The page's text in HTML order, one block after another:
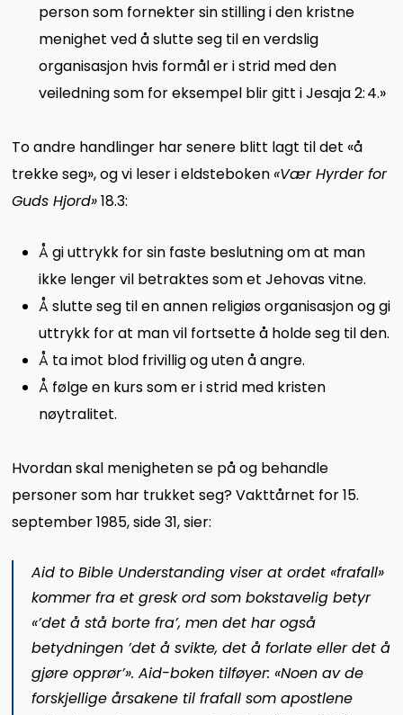
person som fornekter sin stilling i den kristne
menighet ved å slutte seg til en verdslig
organisasjon hvis formål er i strid med den
veiledning som for eksempel blir gitt iJesaja 2: 4.»
To andre handlinger har senere blitt lagt til det «å
trekke seg», og vi leser i eldsteboken«Vær Hyrder for
Guds Hjord»18.3:
Å gi uttrykk for sin faste beslutning om at man
ikke lenger vil betraktes som et Jehovas vitne.
Å slutte seg til en annen religiøs organisasjon og gi
uttrykk for at man vil fortsette å holde seg til den.
Å ta imot blod frivillig og uten å angre.
Å følge en kurs som er i strid med kristen
nøytralitet.
Hvordan skal menigheten se på og behandle
personer som har trukket seg? Vakttårnet for 15.
september 1985, side 31, sier:
Aid to Bible Understanding viser at ordet «frafall»
kommer fra et gresk ord som bokstavelig betyr
«’det å stå borte fra’, men det har også
betydningen ’det å svikte, det å forlate eller det å
gjøre opprør’». Aid-boken tilføyer: «Noen av de
forskjellige årsakene til frafall som apostlene